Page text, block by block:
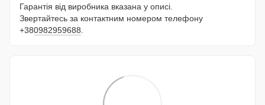
Гарантія від виробника вказана у описі.
Звертайтесь за контактним номером телефону
+380982959688